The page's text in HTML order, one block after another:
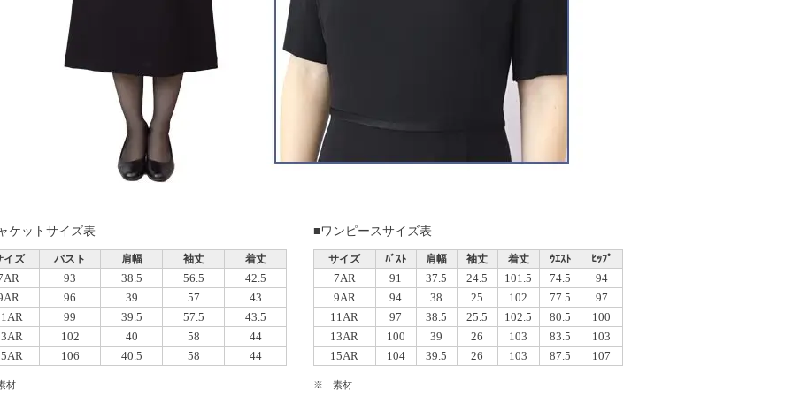
ケットサイズ表
イズ バスト 肩幅 袖丈 着丈
93 38.5 56.5
42.5
96 39 57
43
99 39.5 57.5
43.5
102 40 58
44
106 40.5 58 44
材
■ワンピースサイズ表
サイズ ﾊﾞｽﾄ 肩幅 袖丈 着丈 ｳｴｽﾄ ﾋｯﾌﾟ
7AR 91 37.5 24.5 101.5 74.5
94
9AR
94 38 25 102 77.5
97
11AR
97 38.5 25.5 102.5 80.5
100
13AR
100 39 26 103 83.5
103
15AR
104 39.5 26 103 87.5 107
※ 素材